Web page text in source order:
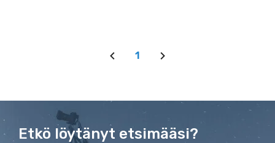
1
Etkö löytänyt etsimääsi?